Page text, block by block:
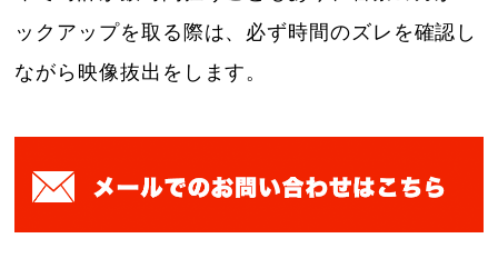
ックアップを取る際は、必ず時間のズレを確認し
ながら映像抜出をします。